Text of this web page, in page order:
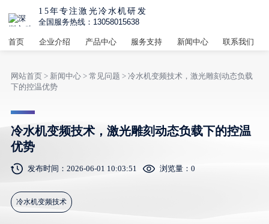
15年专注激光冷水机研发
全国服务热线：13058015638
首页 企业介绍 产品中心 服务支持 新闻中心 联系我们
网站首页> 新闻中心> 常见问题 > 冷水机变频技术，激光雕刻动态负载
下的控温优势
冷水机变频技术，激光雕刻动态负载下的控温
优势
发布时间：2026-06-01 10:03:51 浏览量： 0
冷水机变频技术